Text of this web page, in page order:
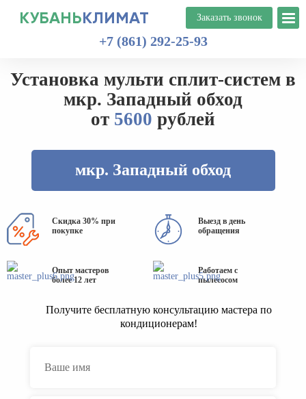
КУБАНЬКЛИМАТ
+7 (861) 292-25-93
Установка мульти сплит-систем в
мкр. Западный обход
от 5600 рублей
мкр. Западный обход
Скидка 30% при
покупке
Выезд в день
обращения
Опыт мастеров
более 12 лет
Работаем с
пылесосом
Получите бесплатную консультацию мастера по
кондиционерам!